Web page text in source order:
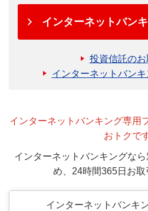
インターネットバン
投資信託の
インターネットバン
インターネットバンキング専用
おトクで
インターネットバンキングな
め、24時間365日お取
インターネットバンキ